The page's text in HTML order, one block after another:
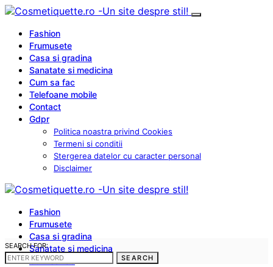
Fashion
Frumusete
Casa si gradina
Sanatate si medicina
Cum sa fac
Telefoane mobile
Contact
Gdpr
Politica noastra privind Cookies
Termeni si conditii
Stergerea datelor cu caracter personal
Disclaimer
Fashion
Frumusete
Casa si gradina
Sanatate si medicina
Cum sa fac
SEARCH FOR:
SEARCH